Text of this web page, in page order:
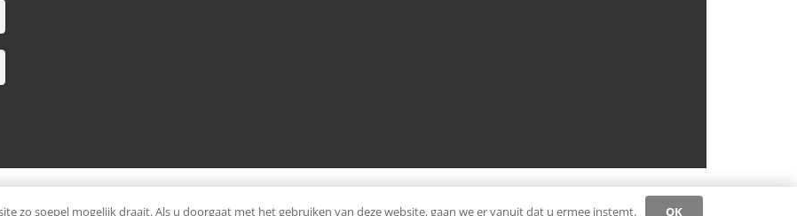
zo soepel mogelijk draait. Als u doorgaat met het gebruiken van deze website, gaan we er vanuit dat u ermee instemt. OK